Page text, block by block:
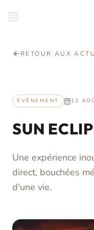
RETOUR AUX
ÉVÉNEMENT 12
SUN
Une expérience
direct, bouchées
d'une vie.